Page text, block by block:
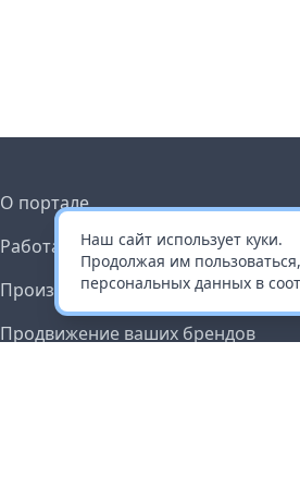
Наш сайт использует куки.
Продолжая им
персональных данных в
О портале
Работа с платформой
Производителям и
Продвижение ваших брендов